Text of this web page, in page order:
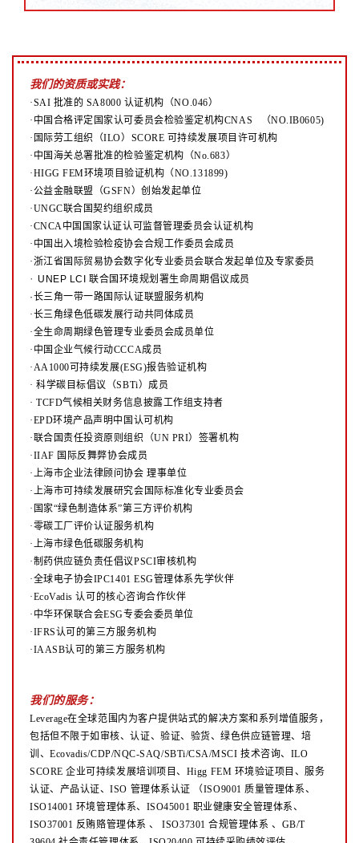
我们的资质或实践：
·SAI 批准的 SA8000 认证机构（NO.046）
·中国合格评定国家认可委员会检验鉴定机构CNAS （NO.IB0605)
·国际劳工组织（ILO）SCORE 可持续发展项目许可机构
·中国海关总署批准的检验鉴定机构（No.683）
·HIGG FEM环境项目验证机构（NO.131899)
·公益金融联盟（GSFN）创始发起单位
·UNGC联合国契约组织成员
·CNCA中国国家认证认可监督管理委员会认证机构
·中国出入境检验检疫协会合规工作委员会成员
·浙江省国际贸易协会数字化专业委员会联合发起单位及专家委员
· UNEP LCI 联合国环境规划署生命周期倡议成员
·长三角一带一路国际认证联盟服务机构
·长三角绿色低碳发展行动共同体成员
·全生命周期绿色管理专业委员会成员单位
·中国企业气候行动CCCA成员
·AA1000可持续发展(ESG)报告验证机构
·科学碳目标倡议（SBTi）成员
·TCFD气候相关财务信息披露工作组支持者
·EPD环境产品声明中国认可机构
·联合国责任投资原则组织（UN PRI）签署机构
·IIAF 国际反舞弊协会成员
·上海市企业法律顾问协会 理事单位
·上海市可持续发展研究会国际标准化专业委员会
·国家“绿色制造体系”第三方评价机构
·零碳工厂评价认证服务机构
·上海市绿色低碳服务机构
·制药供应链负责任倡议PSCI审核机构
·全球电子协会IPC1401 ESG管理体系先学伙伴
·EcoVadis 认可的核心咨询合作伙伴
·中华环保联合会ESG专委会委员单位
·IFRS认可的第三方服务机构
·IAASB认可的第三方服务机构
我们的服务：
Leverage在全球范围内为客户提供站式的解决方案和系列增值服务，
包括但不限于如审核、认证、验证、验货、绿色供应链管理、培
训、Ecovadis/CDP/NQC-SAQ/SBTi/CSA/MSCI 技术咨询、ILO
SCORE 企业可持续发展培训项目、Higg FEM 环境验证项目、服务
认证、产品认证、ISO 管理体系认证
（ISO9001 质量管理体系、
ISO14001 环境管理体系、ISO45001 职业健康安全管理体系、
ISO37001 反贿赂管理体系、ISO37301 合规管理体系 、GB/T